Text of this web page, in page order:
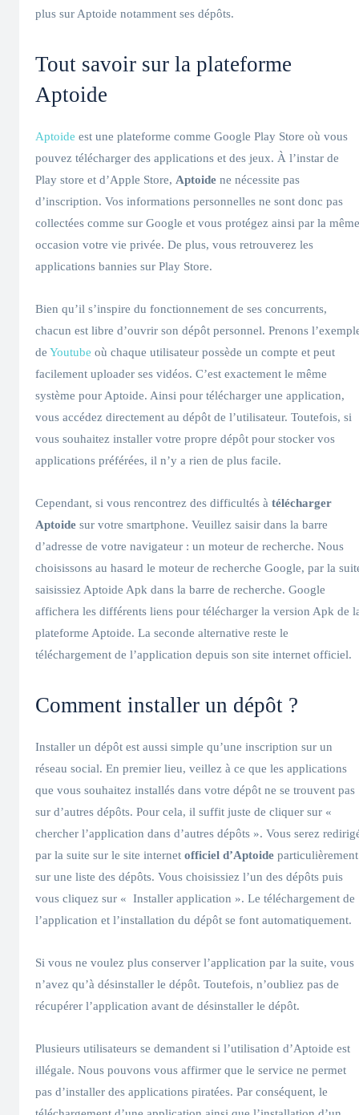
plus sur Aptoide notamment ses dépôts.
Tout savoir sur la plateforme
Aptoide
Aptoide est une plateforme comme Google Play Store où vous
pouvez télécharger des applications et des jeux. À l’instar de
Play store et d’Apple Store, Aptoide ne nécessite pas
d’inscription. Vos informations personnelles ne sont donc pas
collectées comme sur Google et vous protégez ainsi par la même
occasion votre vie privée. De plus, vous retrouverez les
applications bannies sur Play Store.
Bien qu’il s’inspire du fonctionnement de ses concurrents,
chacun est libre d’ouvrir son dépôt personnel. Prenons
de Youtube où chaque utilisateur possède un compte et peut
facilement uploader ses vidéos. C’est exactement le même
système pour Aptoide. Ainsi pour télécharger une application,
vous accédez directement au dépôt de l’utilisateur. Toutefois, si
vous souhaitez installer votre propre dépôt pour stocker vos
applications préférées, il n’y a rien de plus facile.
Cependant, si vous rencontrez des difficultés à télécharger
Aptoide sur votre smartphone. Veuillez saisir dans la barre
d’adresse de votre navigateur : un moteur de recherche. Nous
choisissons au hasard le moteur de recherche Google, par la
saisissiez Aptoide Apk dans la barre de recherche. Google
affichera les différents liens pour télécharger la version Apk de
plateforme Aptoide. La seconde alternative reste le
téléchargement de l’application depuis son site internet officiel.
Comment installer un dépôt ?
Installer un dépôt est aussi simple qu’une inscription sur un
réseau social. En premier lieu, veillez à ce que les applications
que vous souhaitez installés dans votre dépôt ne se trouvent pas
sur d’autres dépôts. Pour cela, il suffit juste de cliquer sur «
chercher l’application dans d’autres dépôts ». Vous serez
par la suite sur le site internet officiel d’Aptoide particulièrement
sur une liste des dépôts. Vous choisissiez l’un des dépôts puis
vous cliquez sur « Installer application ». Le téléchargement de
l’application et l’installation du dépôt se font automatiquement.
Si vous ne voulez plus conserver l’application par la suite, vous
n’avez qu’à désinstaller le dépôt. Toutefois, n’oubliez pas de
récupérer l’application avant de désinstaller le dépôt.
Plusieurs utilisateurs se demandent si l’utilisation d’Aptoide est
illégale. Nous pouvons vous affirmer que le service ne permet
pas d’installer des applications piratées. Par conséquent, le